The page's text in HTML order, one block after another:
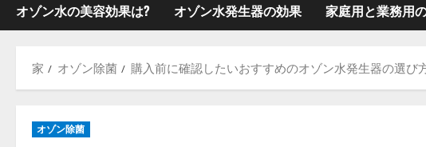
オゾン水の美容効果は? オゾン水発生器の効果 家庭用と業務用
家 オゾン除菌 購入前に確認したいおすすめのオゾン水発生器の選び
オゾン除菌